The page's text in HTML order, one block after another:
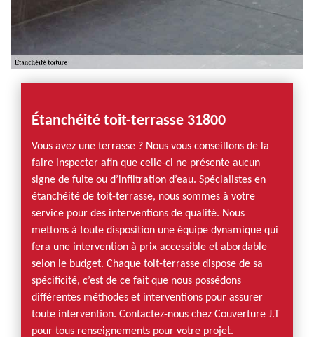
Étanchéité toit-terrasse 31800
Vous avez une terrasse ? Nous vous conseillons de la
faire inspecter afin que celle-ci ne présente aucun
signe de fuite ou d’infiltration d’eau. Spécialistes en
étanchéité de toit-terrasse, nous sommes à votre
service pour des interventions de qualité. Nous
mettons à toute disposition une équipe dynamique qui
fera une intervention à prix accessible et abordable
selon le budget. Chaque toit-terrasse dispose de sa
spécificité, c’est de ce fait que nous possédons
différentes méthodes et interventions pour assurer
toute intervention. Contactez-nous chez Couverture J.T
pour tous renseignements pour votre projet.